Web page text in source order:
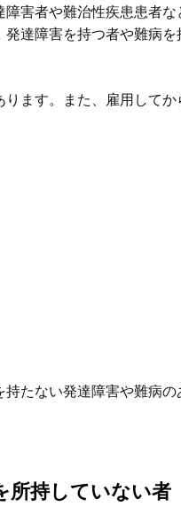
害者や難治性疾患患者な
達障害を持つ者や難病
ます。また、雇用して
たない発達障害や難病の
所持していない者